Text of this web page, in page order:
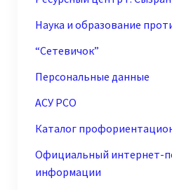
Наука и образование
“Сетевичок”
Персональные данные
АСУ РСО
Каталог
Официальный интернет-
информации